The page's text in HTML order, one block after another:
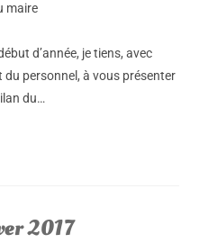
maire
d’année, je tiens, avec
du personnel, à vous présenter
du…
2017